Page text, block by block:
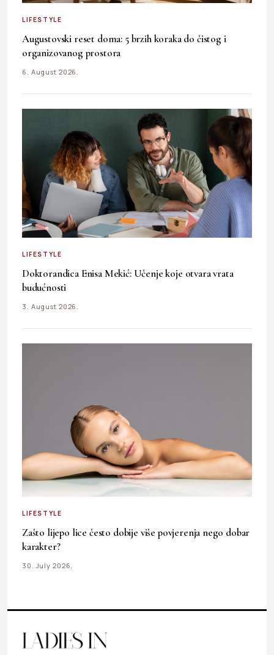
LIFESTYLE
Augustovski reset doma: 5 brzih koraka do čistog i
organizovanog prostora
6. August 2026.
LIFESTYLE
Doktorandica Enisa Mekić: Učenje koje otvara vrata
budućnosti
3. August 2026.
LIFESTYLE
Zašto lijepo lice često dobije više povjerenja nego dobar
karakter?
30. July 2026.